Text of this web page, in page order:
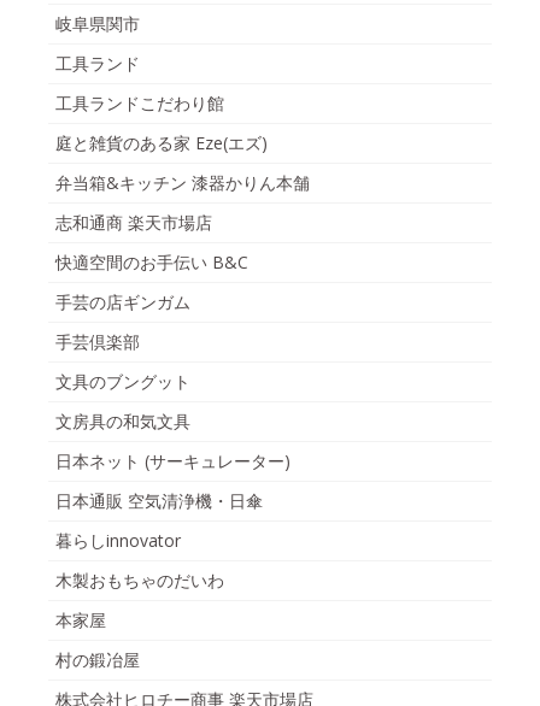
岐阜県関市
工具ランド
工具ランドこだわり館
庭と雑貨のある家 Eze(エズ)
弁当箱&キッチン 漆器かりん本舗
志和通商 楽天市場店
快適空間のお手伝い B&C
手芸の店ギンガム
手芸倶楽部
文具のブングット
文房具の和気文具
日本ネット (サーキュレーター)
日本通販 空気清浄機・日傘
暮らしinnovator
木製おもちゃのだいわ
本家屋
村の鍛冶屋
株式会社ヒロチー商事 楽天市場店